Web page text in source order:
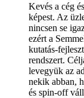
Kevés a cég
képest. Az
nincsen se
ezért a
kutatás-
rendszert.
levegyük az
nekik abban,
és spin-off